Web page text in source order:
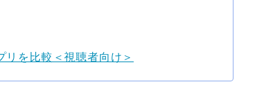
リを比較＜視聴者向け＞